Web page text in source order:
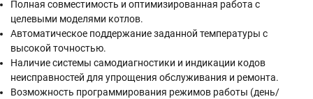
Полная совместимость и оптимизированная работа с
целевыми моделями котлов.
Автоматическое поддержание заданной температуры с
высокой точностью.
Наличие системы самодиагностики и индикации кодов
неисправностей для упрощения обслуживания и ремонта.
Возможность программирования режимов работы (день/